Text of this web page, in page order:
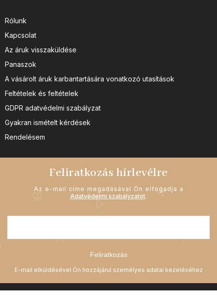
Rólunk
Kapcsolat
Az áruk visszaküldése
Panaszok
A vásárolt áruk karbantartására vonatkozó utasítások
Feltételek és feltételek
GDPR adatvédelmi szabályzat
Gyakran ismételt kérdések
Rendelésem
Feliratkozás hírlevélre
Az e-mail címe megadásával Ön elfogadja a
Adatvédelmi szabályzatot.
Feliratkozás